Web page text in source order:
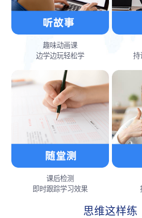
趣味动画课
边学边玩轻松学
持
课后检测
即时跟踪学习效果
思维这样练